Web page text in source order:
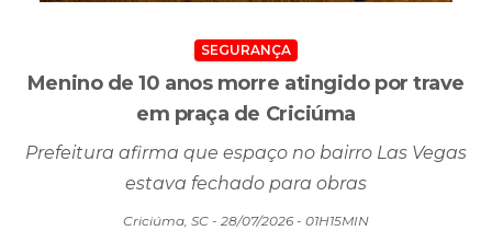
SEGURANÇA
Menino de 10 anos morre atingido por trave
em praça de Criciúma
Prefeitura afirma que espaço no bairro Las Vegas